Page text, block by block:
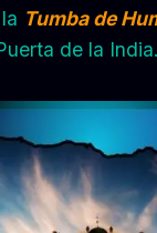
Tumba de
de la India.